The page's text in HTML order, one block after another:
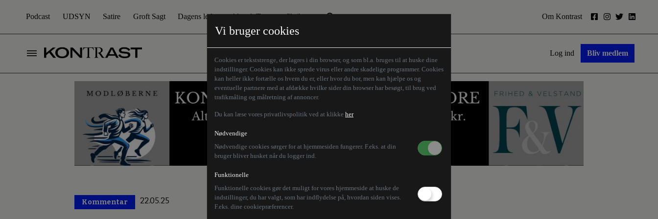
Vi bruger cookies
Cookies er tekststrenge, der lagres i din browser, og som bl.a. bruges til at huske dine
indstillinger. Cookies kan ikke sprede virus eller andre skadelige programmer. Cookies
kan heller ikke fortælle os hvem du er, eller hvor du bor, men kan hjælpe os og
eventuelle partnere med at afdække hvilke sider din browser har besøgt, til brug ved
trafikmåling og målretning af annoncer.
Du kan læse vores privatlivspolitik ved at klikke her
Nødvendige
Nødvendige cookies sørger for at hjemmesiden fungerer. F.eks. at din
bruger bliver husket når du logger ind.
Funktionelle
Funktionelle cookies gør det muligt for vores hjemmeside at huske de
indstillinger, du har valgt, som har indflydelse på, hvordan siden vises.
F.eks. dine cookiepræferencer.
Podcast UDSYN Satire Groft Sagt Dagens leder Aktuelt Tema
Den borgelige brille
Humaniora forfra
Store Danskere
Skribenter
Z-aksen
Om Kontrast
Log ind Bliv medlem
Kommentar 22.05.25